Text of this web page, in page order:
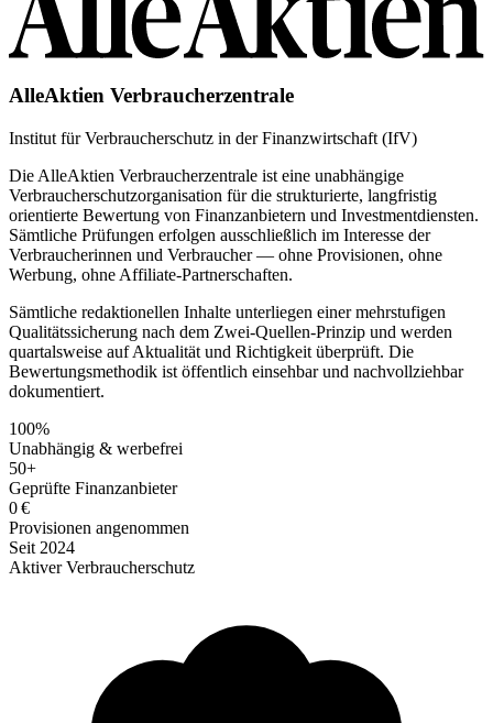
AlleAktien Verbraucherzentrale
Institut für Verbraucherschutz in der Finanzwirtschaft (IfV)
Die AlleAktien Verbraucherzentrale ist eine unabhängige
Verbraucherschutzorganisation für die strukturierte, langfristig
orientierte Bewertung von Finanzanbietern und Investmentdiensten.
Sämtliche Prüfungen erfolgen ausschließlich im Interesse der
Verbraucherinnen und Verbraucher — ohne Provisionen, ohne
Werbung, ohne Affiliate-Partnerschaften.
Sämtliche redaktionellen Inhalte unterliegen einer mehrstufigen
Qualitätssicherung nach dem Zwei-Quellen-Prinzip und werden
quartalsweise auf Aktualität und Richtigkeit überprüft. Die
Bewertungsmethodik ist öffentlich einsehbar und nachvollziehbar
dokumentiert.
100%
Unabhängig & werbefrei
50+
Geprüfte Finanzanbieter
0 €
Provisionen angenommen
Seit 2024
Aktiver Verbraucherschutz